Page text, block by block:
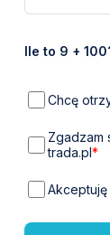
Ile to 9 +
Chcę
Zgadzam
trada.pl*
Akceptuję